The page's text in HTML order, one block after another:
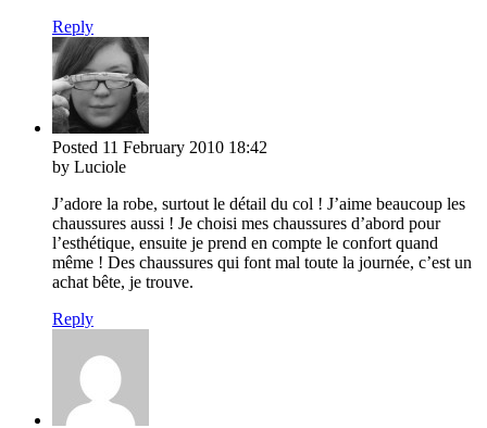
Reply
Posted 11 February 2010 18:42
by Luciole
J’adore la robe, surtout le détail du col ! J’aime beaucoup les
chaussures aussi ! Je choisi mes chaussures d’abord pour
l’esthétique, ensuite je prend en compte le confort quand
même ! Des chaussures qui font mal toute la journée, c’est un
achat bête, je trouve.
Reply